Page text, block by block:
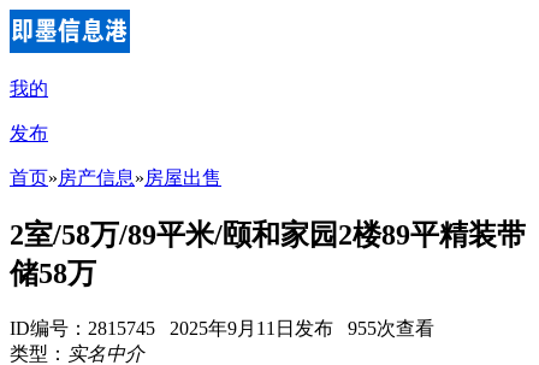
我的
发布
首页»房产信息»房屋出售
2室/58万/89平米/颐和家园2楼89平精装带
储58万
ID编号：2815745 2025年9月11日发布 955次查看
类型： 实名中介